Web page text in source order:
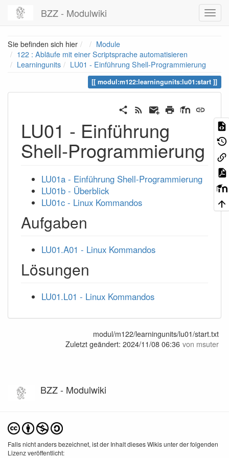
BZZ - Modulwiki
Sie befinden sich hier HomeModule
122 : Abläufe mit einer Scriptsprache automatisieren
Learningunits
LU01 - Einführung Shell-Programmierung
modul:m122:learningunits:lu01:start
LU01 - Einführung
Shell-Programmierung
LU01a - Einführung Shell-Programmierung
LU01b - Überblick
LU01c - Linux Kommandos
Aufgaben
LU01.A01 - Linux Kommandos
Lösungen
LU01.L01 - Linux Kommandos
modul/m122/learningunits/lu01/start.txt
Zuletzt geändert: 2024/11/08 06:36 von msuter
BZZ - Modulwiki
Falls nicht anders bezeichnet, ist der Inhalt dieses Wikis unter der folgenden
Lizenz veröffentlicht: